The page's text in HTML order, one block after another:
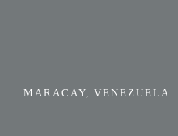
MARACAY,